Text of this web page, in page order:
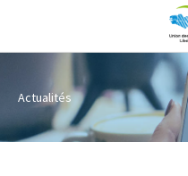
Actualités